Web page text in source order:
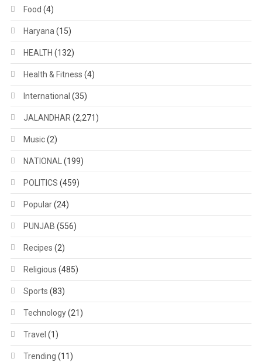
Food (4)
Haryana(15)
HEALTH (132)
Health & Fitness (4)
International (35)
JALANDHAR(2,271)
Music(2)
NATIONAL(199)
POLITICS (459)
Popular(24)
PUNJAB (556)
Recipes (2)
Religious (485)
Sports (83)
Technology(21)
Travel (1)
Trending (11)